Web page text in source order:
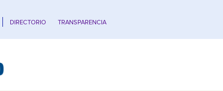
DIRECTORIO TRANSPARENCIA